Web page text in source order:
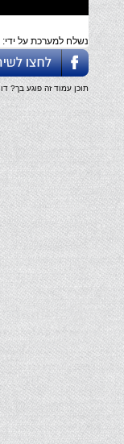
נשלח למערכת על ידי:
תוכן עמוד זה פוגע בך?